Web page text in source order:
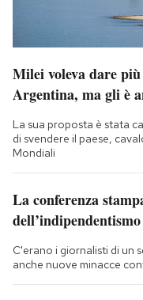
Milei voleva dare
Argentina, ma gli è
La sua proposta è stata
di svendere il paese,
Mondiali
La conferenza
C'erano i giornalisti di un
anche nuove minacce